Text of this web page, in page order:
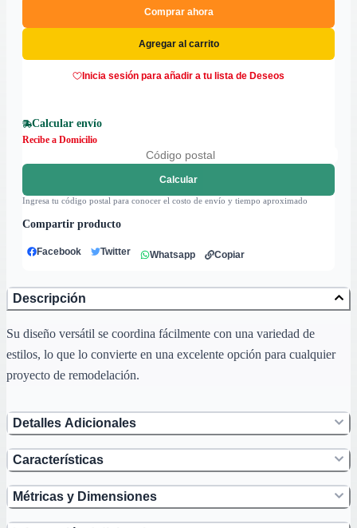
Comprar ahora
Agregar al carrito
Inicia sesión para añadir a tu lista de Deseos
Calcular envío
Recibe a Domicilio
Calcular
Ingresa tu código postal para conocer el costo de envío y tiempo aproximado
Compartir producto
Facebook Twitter Whatsapp Copiar
Descripción
Su diseño versátil se coordina fácilmente con una variedad de
estilos, lo que lo convierte en una excelente opción para cualquier
proyecto de remodelación.
Detalles Adicionales
Características
Métricas y Dimensiones